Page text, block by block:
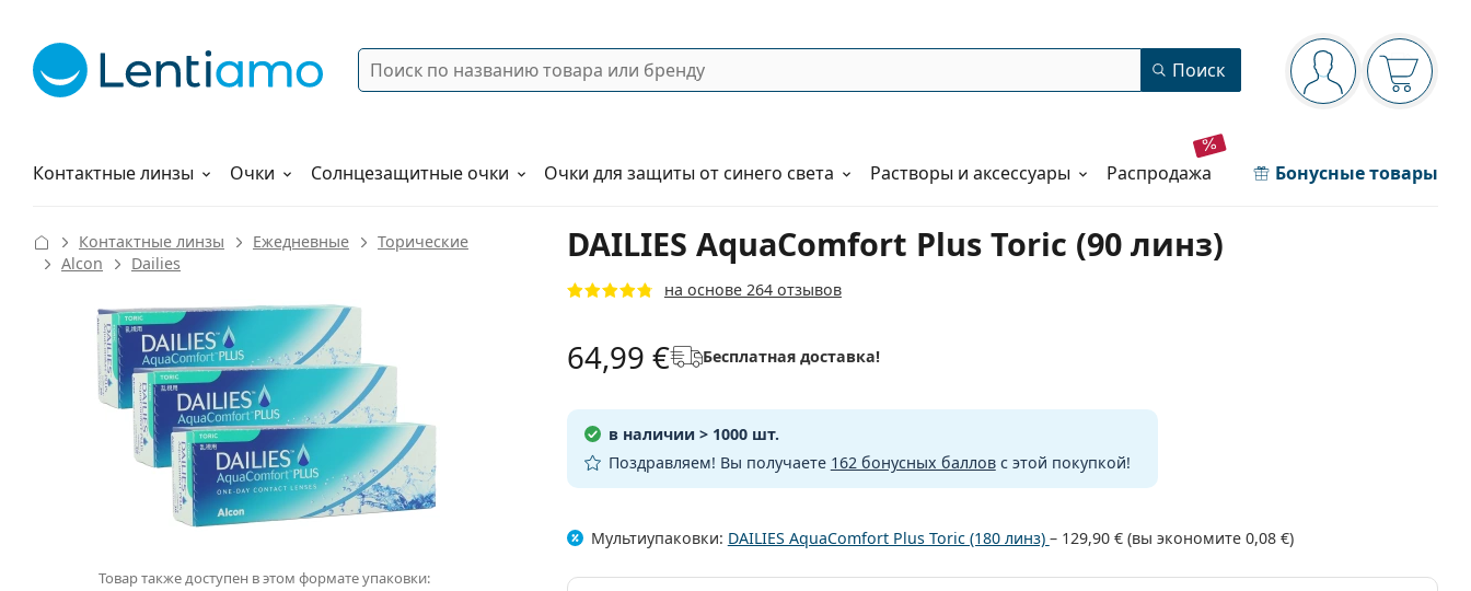
Панель навигации
Вы вошли вВаша
Поиск Поиск
Контактные линзы
Растворы Очки Солнцезащитные очки Очки для защиты от синего света Растворы и аксессуары распродажа Бонусные товары
Как заказать
DAILIES AquaComfort Plus Toric (90 линз)
на основе 264 отзывов
Контактные линзы Ежедневные
Торические
Alcon
Dailies
Товар также доступен в этом формате упаковки:
64,99 € Бесплатная доставка!
в наличии > 1000 шт.
Поздравляем! Вы получаете 162 бонусных балловс этой покупкой!
Мультиупаковки: DAILIES AquaComfort Plus Toric (180 линз) – 129,90 €(вы экономите 0,08 €)